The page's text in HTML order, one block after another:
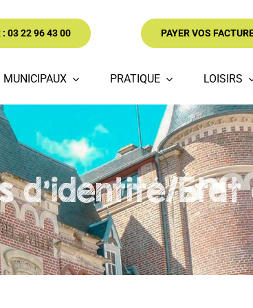
: 03 22 96 43 00 PAYER VOS
MUNICIPAUX PRATIQUE LOISIRS
d'identité/État